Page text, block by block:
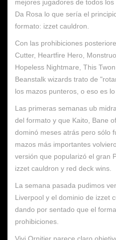
mejores jugadores de todos
Da Rosa lo que sería el
formato: izzet cauldron.
Con las prohibiciones
Cutter, Heartfire Hero,
Hopeless Nightmare, This
Beanstalk wizards trato de
los mazos punteros, o eso es lo
Las primeras semanas ub
del formato y que Kaito, Bane
dominó meses atrás pero sólo
mazos más importantes
versión que popularizó el gran
izzet cauldron y red deck wins.
La semana pasada pudimos
Liverpool y el dominio de izzet
dando por sentado que el
prohibiciones.
Vivi Ornitier parece claro